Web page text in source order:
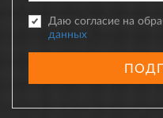
Даю согласие на
данных